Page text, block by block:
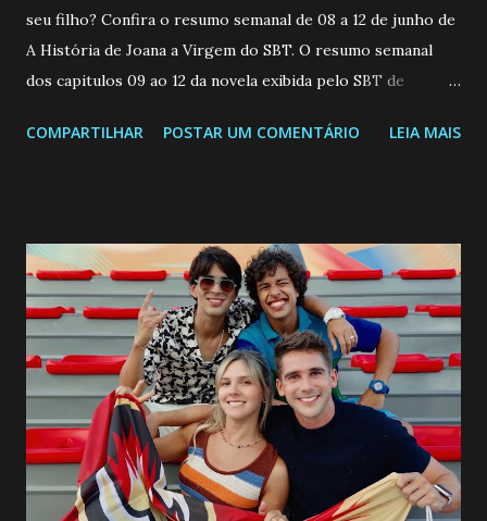
seu filho? Confira o resumo semanal de 08 a 12 de junho de
A História de Joana a Virgem do SBT. O resumo semanal
dos capitulos 09 ao 12 da novela exibida pelo SBT de
a Programação Semanal do SBT de 08/06/26 a 14/06/26
confessa a Gabriel que ele demonstrou ser o tipo de
pessoa que ela tanto desejou durante toda a vida. Camila
entra no quarto de Gabriel e imagina como seria o
encontro deles, quando conseguir seduzi-lo. Manuel avisa a
Paula sobre a suposta infidelidade de Gabriel com Joana.
Rogerio consegue se livrar de todas as suspeitas pelo
desaparecimento de Francisco, apontando que ele poderia
ter sido vítima da fúria de Gabriel. Artur informa a Gabriel
que a clínica inseminou por engano outra paciente, que está
COMPARTILHAR POSTAR UM COMENTÁRIO LEIA MAIS